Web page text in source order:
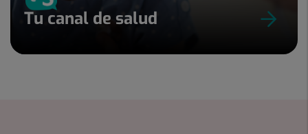
Tu canal de salud